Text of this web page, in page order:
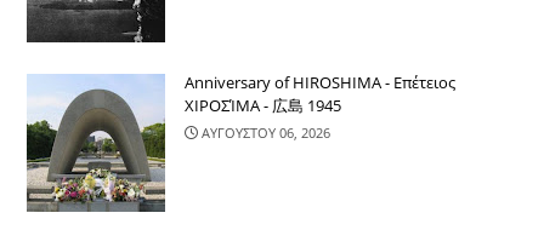
Anniversary of HIROSHIMA - Επέτειος
ΧΙΡΟΣΊΜΑ - 広島 1945
ΑΥΓΟΥΣΤΟΥ 06, 2026